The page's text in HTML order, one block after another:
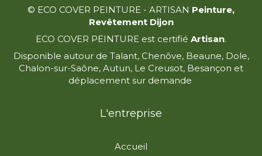
© ECO COVER PEINTURE - ARTISAN Peinture,
Revêtement Dijon
ECO COVER PEINTURE est certifié Artisan.
Disponible autour de Talant, Chenôve, Beaune, Dole,
Chalon-sur-Saône, Autun, Le Creusot, Besançon et
déplacement sur demande
L'entreprise
Accueil